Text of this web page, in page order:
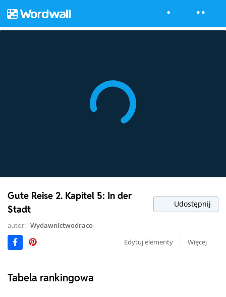
Gute Reise 2. Kapitel 5: In der
Stadt
Udostępnij
autor: Wydawnictwodraco
Edytuj elementy
Więcej
Tabela rankingowa